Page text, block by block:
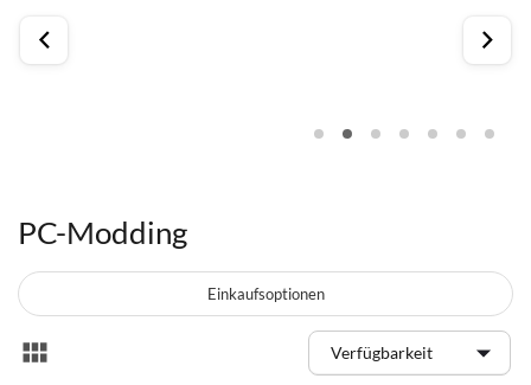
PC-Modding
Anzeigen
Liste
Einkaufsoptionen